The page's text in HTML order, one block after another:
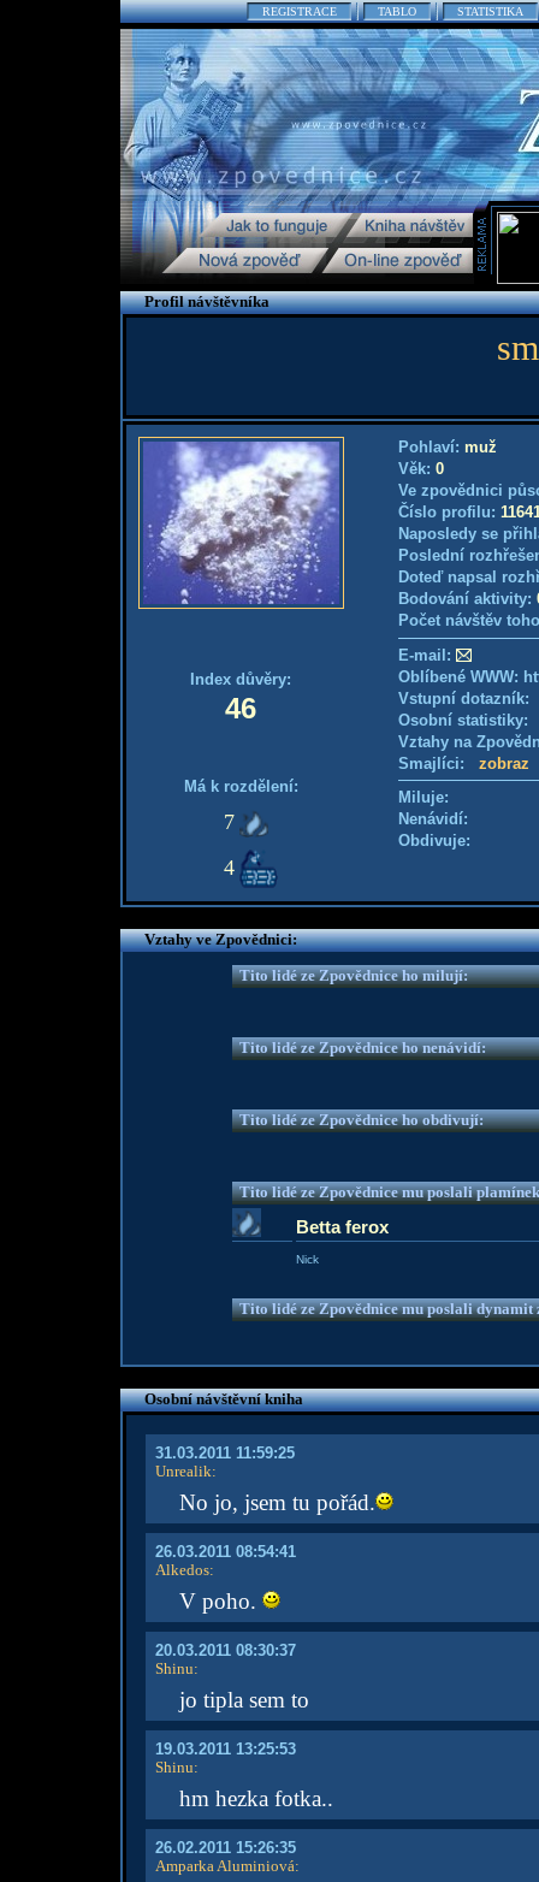
REGISTRACE TABLO STATISTIKA
Profil návštěvníka
Index důvěry:
46
Má k rozdělení:
7
4
Pohlaví: muž
Věk: 0
Ve zpovědnici
Číslo profilu:
Naposledy se
Poslední
Doteď napsal
Bodování aktivity:
Počet návštěv
E-mail:
Oblíbené WWW:
Vstupní
Osobní
Vztahy na
Smajlíci: zobraz
Miluje:
Nenávidí:
Obdivuje:
Vztahy ve Zpovědnici:
Tito lidé ze Zpovědnice ho milují:
Tito lidé ze Zpovědnice ho nenávidí:
Tito lidé ze Zpovědnice ho obdivují:
Tito lidé ze Zpovědnice mu poslali
Betta ferox
Nick
Tito lidé ze Zpovědnice mu poslali dynamit
Osobní návštěvní kniha
31.03.2011 11:59:25
Unrealik:
No jo, jsem tu pořád.
26.03.2011 08:54:41
Alkedos:
V poho.
20.03.2011 08:30:37
Shinu:
jo tipla sem to
19.03.2011 13:25:53
Shinu:
hm hezka fotka..
26.02.2011 15:26:35
Amparka Aluminiová: